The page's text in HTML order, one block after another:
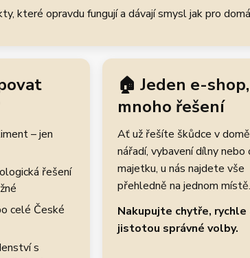
které opravdu fungují a dávají smysl jak pro
– jen
řešení
celé České
s
🏠 Jeden e-shop,
mnoho řešení
Ať už řešíte škůdce v
nářadí, vybavení dílny nebo
majetku, u nás najdete vše
přehledně na jednom místě.
Nakupujte chytře, rychle
jistotou správné volby.